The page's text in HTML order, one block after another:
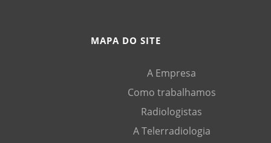
MAPA DO SITE
A Empresa
Como trabalhamos
Radiologistas
A Telerradiologia